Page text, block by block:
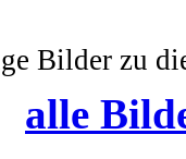
Bilder zu
alle